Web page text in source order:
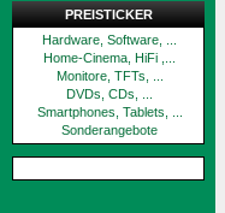
PREISTICKER
Hardware, Software, ...
Home-Cinema, HiFi ,...
Monitore, TFTs, ...
DVDs, CDs, ...
Smartphones, Tablets, ...
Sonderangebote